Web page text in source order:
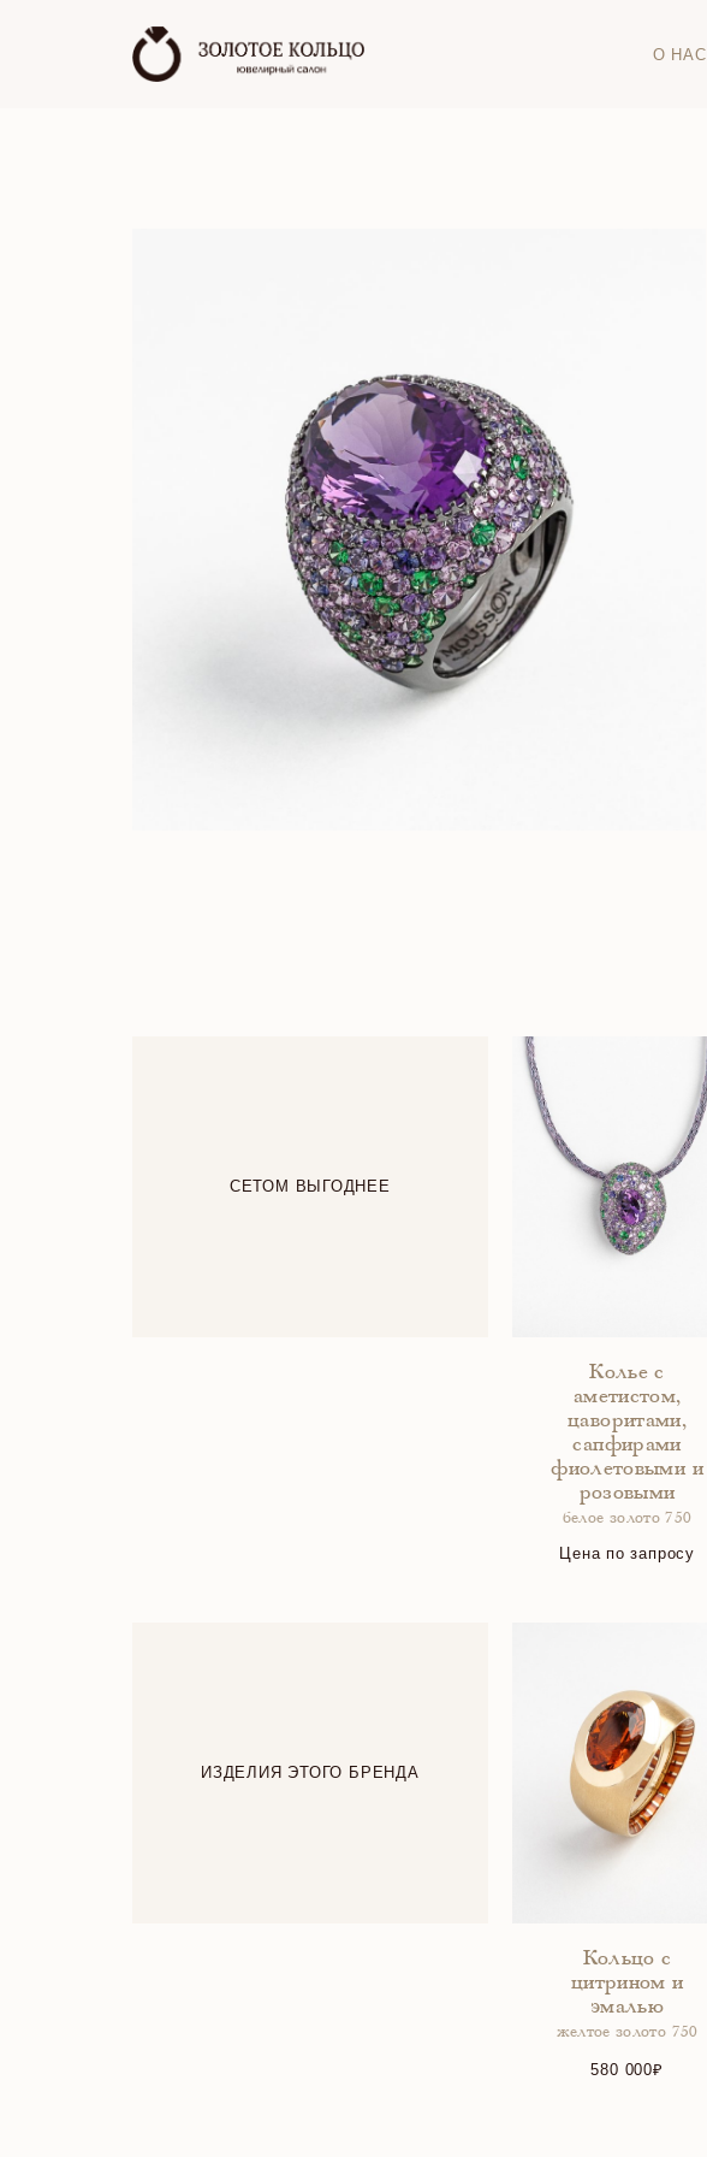
О НАС
СЕТОМ ВЫГОДНЕЕ
Колье с
аметистом,
цаворитами,
сапфирами
фиолетовыми и
розовыми
белое золото 750
Цена по запросу
ИЗДЕЛИЯ ЭТОГО БРЕНДА
Кольцо с
цитрином и
эмалью
желтое золото 750
580 000